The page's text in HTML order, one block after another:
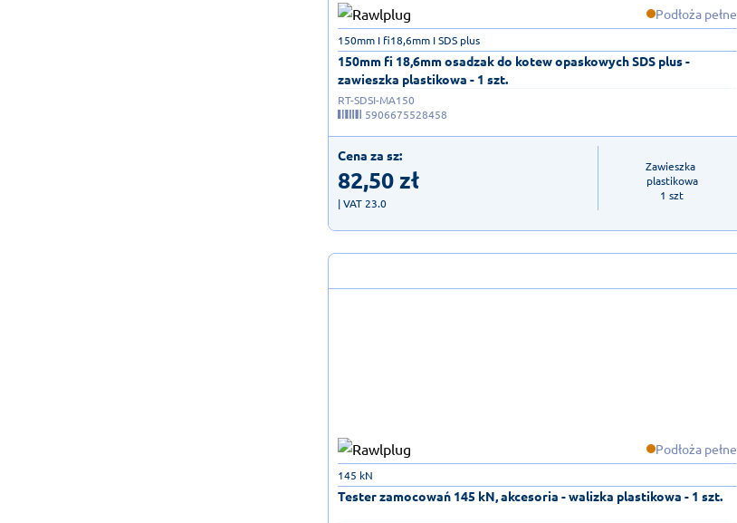
Podłoża pełne
150mm fi 18,6mm osadzak do kotew opaskowych SDS plus -
zawieszka plastikowa - 1 szt.
150mm I fi18,6mm I SDS plus
RT-SDSI-MA150
5906675528458
Cena za sz:
82,50zł
| VAT 23.0
Zawieszka
plastikowa
1 szt
Podłoża pełne
Tester zamocowań 145 kN, akcesoria - walizka plastikowa - 1 szt.
145 kN